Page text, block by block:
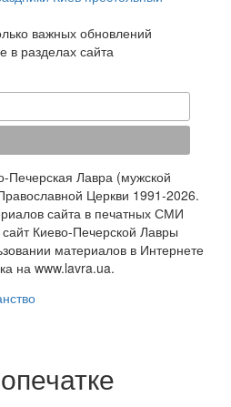
важных обновлений
в разделах сайта
Печерская Лавра (мужской
Церкви 1991-2026.
сайта в печатных СМИ
Киево-Печерской Лавры
материалов в Интернете
на www.lavra.ua.